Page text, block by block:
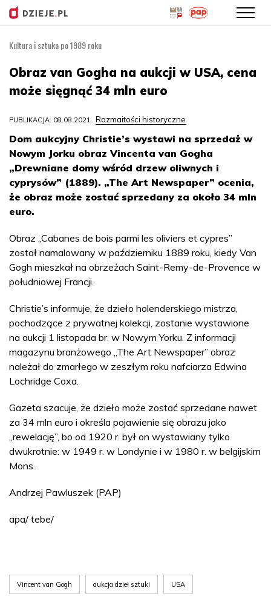
treści
Kultura i sztuka po 1989 roku
Obraz van Gogha na aukcji w USA, cena
może sięgnąć 34 mln euro
PUBLIKACJA: 08.08.2021 Rozmaitości historyczne
Dom aukcyjny Christie’s wystawi na sprzedaż w
Nowym Jorku obraz Vincenta van Gogha
„Drewniane domy wśród drzew oliwnych i
cyprysów” (1889). „The Art Newspaper” ocenia,
że obraz może zostać sprzedany za około 34 mln
euro.
Obraz „Cabanes de bois parmi les oliviers et cypres”
został namalowany w październiku 1889 roku, kiedy Van
Gogh mieszkał na obrzeżach Saint-Remy-de-Provence w
południowej Francji.
Christie’s informuje, że dzieło holenderskiego mistrza,
pochodzące z prywatnej kolekcji, zostanie wystawione
na aukcji 1 listopada br. w Nowym Yorku. Z informacji
magazynu branżowego „The Art Newspaper” obraz
należał do zmarłego w zeszłym roku nafciarza Edwina
Lochridge Coxa.
Gazeta szacuje, że dzieło może zostać sprzedane nawet
za 34 mln euro i określa pojawienie się obrazu jako
„rewelację”, bo od 1920 r. był on wystawiany tylko
dwukrotnie: w 1949 r. w Londynie i w 1980 r. w belgijskim
Mons.
Andrzej Pawluszek (PAP)
apa/ tebe/
Vincent van Gogh aukcja dzieł sztuki USA